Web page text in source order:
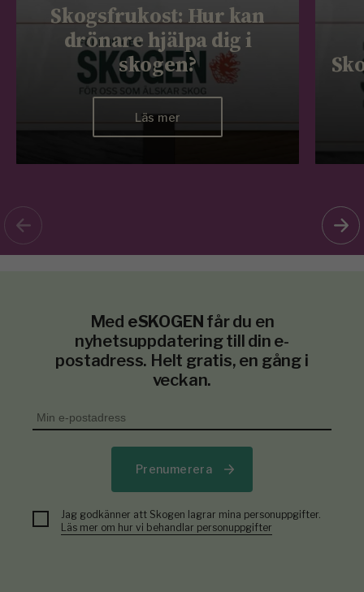
Skogsfrukost: Hur kan
drönare hjälpa dig i
skogen?
Läs mer
Med eSKOGEN får du en
nyhetsuppdatering till din e-
postadress. Helt gratis, en gång i
veckan.
Prenumerera
Jag godkänner att Skogen lagrar mina personuppgifter.
Läs mer om hur vi behandlar personuppgifter